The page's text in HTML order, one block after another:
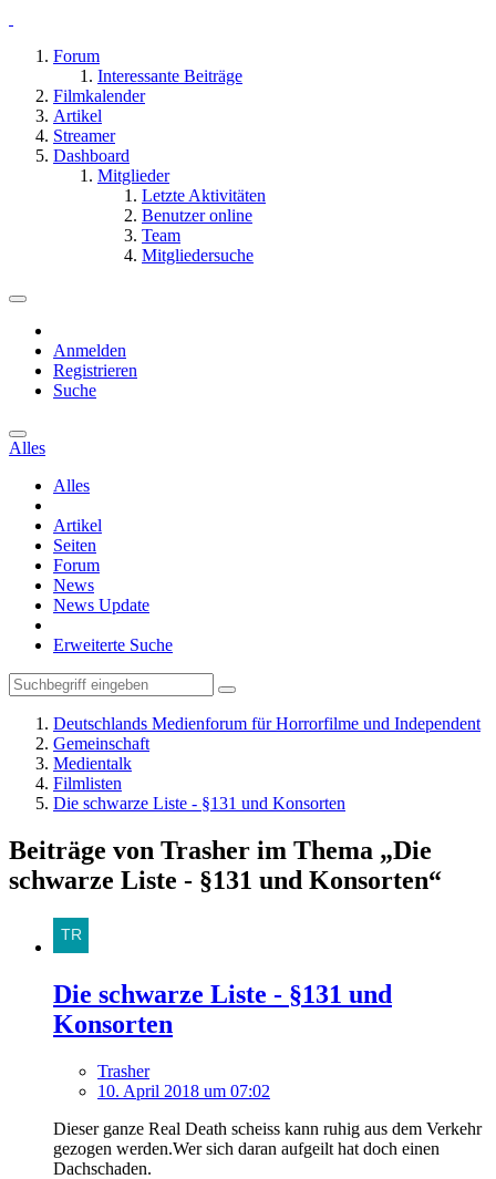
Forum
Interessante Beiträge
Filmkalender
Artikel
Streamer
Dashboard
Mitglieder
Letzte Aktivitäten
Benutzer online
Team
Mitgliedersuche
Anmelden
Registrieren
Suche
Alles
Alles
Artikel
Seiten
Forum
News
News Update
Erweiterte Suche
Deutschlands Medienforum für Horrorfilme und Independent
Gemeinschaft
Medientalk
Filmlisten
Die schwarze Liste - §131 und Konsorten
Beiträge von Trasher im Thema „Die
schwarze Liste - §131 und Konsorten“
Die schwarze Liste - §131 und
Konsorten
Trasher
10. April 2018 um 07:02
Dieser ganze Real Death scheiss kann ruhig aus dem Verkehr
gezogen werden.Wer sich daran aufgeilt hat doch einen
Dachschaden.